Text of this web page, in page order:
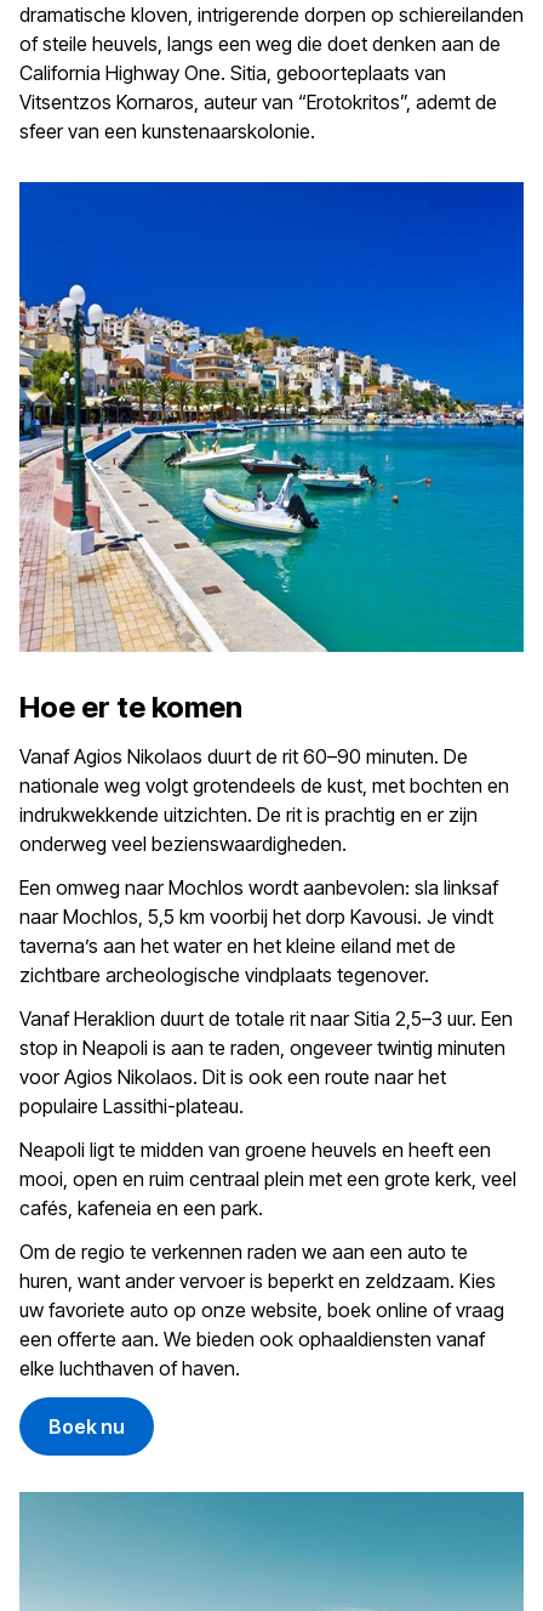
dramatische kloven, intrigerende dorpen op schiereilanden
of steile heuvels, langs een weg die doet denken aan de
California Highway One. Sitia, geboorteplaats van
Vitsentzos Kornaros, auteur van “Erotokritos”, ademt de
sfeer van een kunstenaarskolonie.
Hoe er te komen
Vanaf Agios Nikolaos duurt de rit 60–90 minuten. De
nationale weg volgt grotendeels de kust, met bochten en
indrukwekkende uitzichten. De rit is prachtig en er zijn
onderweg veel bezienswaardigheden.
Een omweg naar Mochlos wordt aanbevolen: sla linksaf
naar Mochlos, 5,5 km voorbij het dorp Kavousi. Je vindt
taverna’s aan het water en het kleine eiland met de
zichtbare archeologische vindplaats tegenover.
Vanaf Heraklion duurt de totale rit naar Sitia 2,5–3 uur. Een
stop in Neapoli is aan te raden, ongeveer twintig minuten
voor Agios Nikolaos. Dit is ook een route naar het
populaire Lassithi-plateau.
Neapoli ligt te midden van groene heuvels en heeft een
mooi, open en ruim centraal plein met een grote kerk, veel
cafés, kafeneia en een park.
Om de regio te verkennen raden we aan een auto te
huren, want ander vervoer is beperkt en zeldzaam. Kies
uw favoriete auto op onze website, boek online of vraag
een offerte aan. We bieden ook ophaaldiensten vanaf
elke luchthaven of haven.
Boek nu